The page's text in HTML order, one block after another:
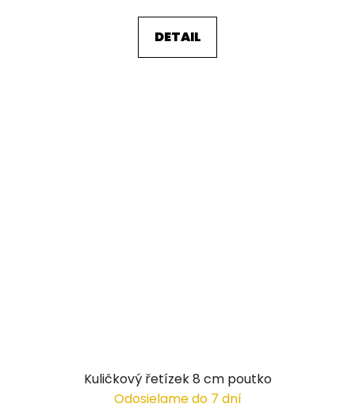
DETAIL
Kuličkový řetízek 8 cm poutko
Odosielame do 7 dní